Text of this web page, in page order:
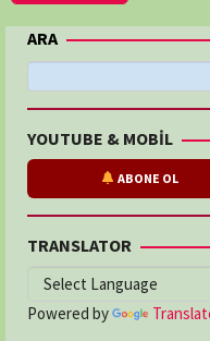
ARA
YOUTUBE & MOBİL
ABONE OL
TRANSLATOR
Powered by